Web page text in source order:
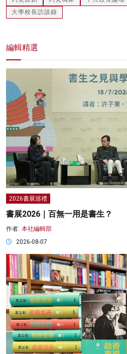
大學校長訪談錄
編輯精選
2026書展巡禮
書展2026｜百無一用是書生？
作者: 本社編輯部
2026-08-07